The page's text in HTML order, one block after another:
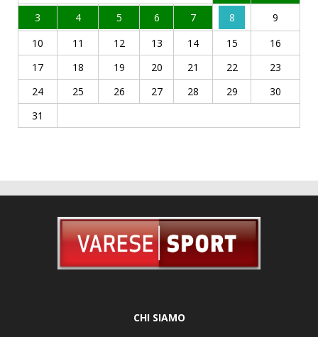
3
4 5 6 7 8
9
10
11 12 13 14 15
16
17
18 19 20 21 22
23
24
25 26 27 28 29
30
31
CHI SIAMO